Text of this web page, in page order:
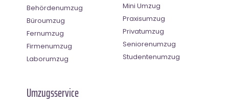
Behördenumzug
Büroumzug
Fernumzug
Firmenumzug
Laborumzug
Mini Umzug
Praxisumzug
Privatumzug
Seniorenumzug
Studentenumzug
Umzugsservice